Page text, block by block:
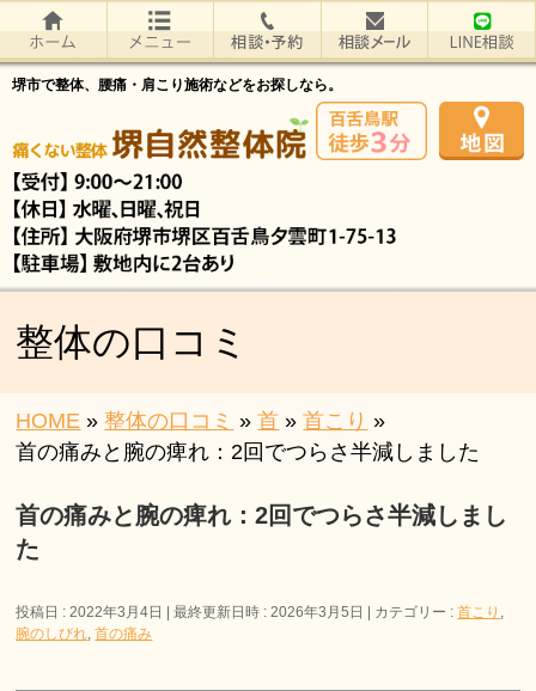
堺市で整体、腰痛・肩こり施術などをお探しなら。
整体の口コミ
HOME » 整体の口コミ » 首 » 首こり »
首の痛みと腕の痺れ：2回でつらさ半減しました
首の痛みと腕の痺れ：2回でつらさ半減しまし
た
投稿日 : 2022年3月4日 最終更新日時 : 2026年3月5日 カテゴリー :首こり ,
腕のしびれ,首の痛み